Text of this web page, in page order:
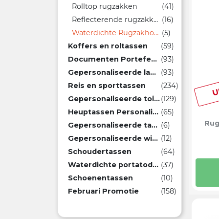
Rolltop rugzakken
(41)
Reflecterende rugzakken (16)
Waterdichte Rugzakhoezen (5)
Koffers en roltassen
(59)
Documenten Portefeuilles (93)
Gepersonaliseerde laptop tassen
(93)
Reis en sporttassen
(234)
Gepersonaliseerde toilettassen voor heren en dames(129)
Heuptassen Personaliseren (65)
Gepersonaliseerde tassen (6)
Gepersonaliseerde winkelwagens (12)
Schoudertassen
(64)
Waterdichte portatodos en hoesjes (37)
Schoenentassen
(10)
Februari Promotie
(158)